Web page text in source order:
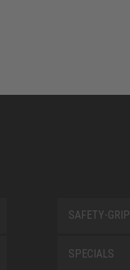
SAFETY-GRIP
SPECIALS